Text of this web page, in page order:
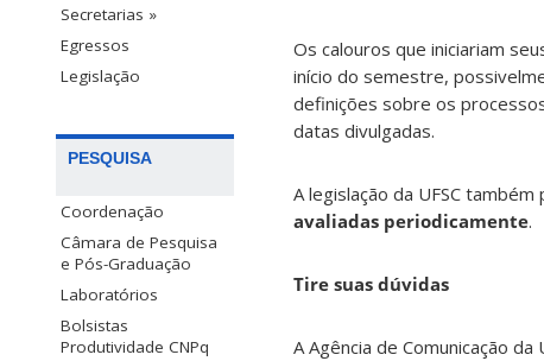
Secretarias »
Egressos
Legislação
PESQUISA
Coordenação
Câmara de Pesquisa
e Pós-Graduação
Laboratórios
Bolsistas
Produtividade CNPq
Os calouros que iniciariam
início do semestre,
definições sobre os
datas divulgadas.
A legislação da UFSC
avaliadas periodicamente.
Tire suas dúvidas
A Agência de Comunicação